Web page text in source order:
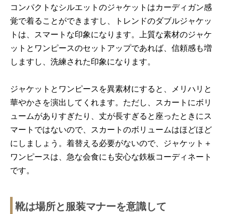
コンパクトなシルエットのジャケットはカーディガン感
覚で着ることができますし、トレンドのダブルジャケッ
トは、スマートな印象になります。上質な素材のジャケ
ットとワンピースのセットアップであれば、信頼感も増
しますし、洗練された印象になります。
ジャケットとワンピースを異素材にすると、メリハリと
華やかさを演出してくれます。ただし、スカートにボリ
ュームがありすぎたり、丈が長すぎると座ったときにス
マートではないので、スカートのボリュームはほどほど
にしましょう。着替える必要がないので、ジャケット＋
ワンピースは、急な会食にも安心な鉄板コーディネート
です。
靴は場所と服装マナーを意識して